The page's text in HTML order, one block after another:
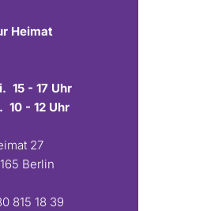
Heimat
15 - 17 Uhr
10 - 12 Uhr
27
Berlin
815 18 39